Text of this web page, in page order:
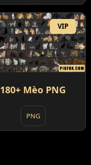
VIP
180+ Mèo PNG
PNG